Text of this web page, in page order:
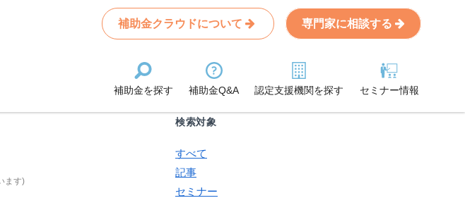
補助金クラウドについて 専門家に相談する
補助金を探す 補助金Q&A 認定支援機関を探す セミナー情報
ます)
Search
条件から記事を探す
検索対象
すべて
記事
セミナー